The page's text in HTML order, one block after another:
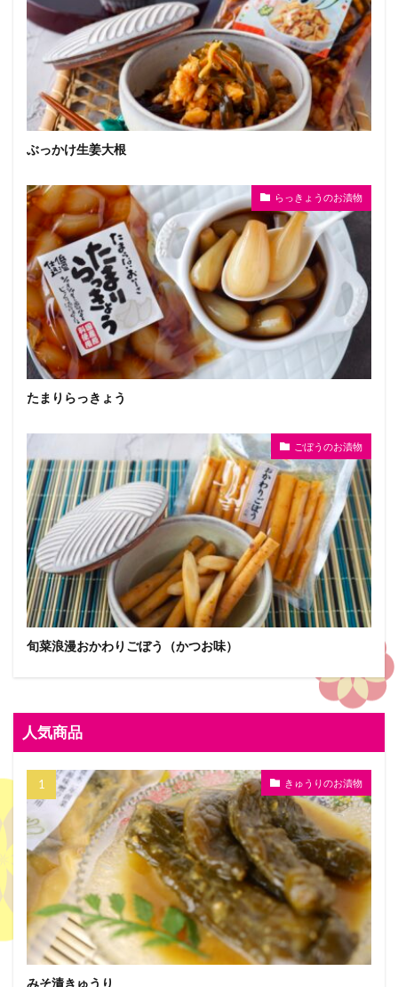
ぶっかけ生姜大根
らっきょうのお漬物
たまりらっきょう
ごぼうのお漬物
旬菜浪漫おかわりごぼう（かつお味）
人気商品
きゅうりのお漬物
みそ漬きゅうり